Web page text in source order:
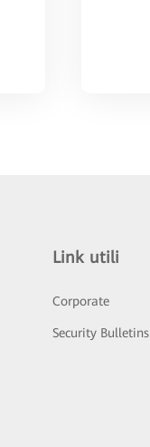
Link utili
Corporate
Security Bulletins